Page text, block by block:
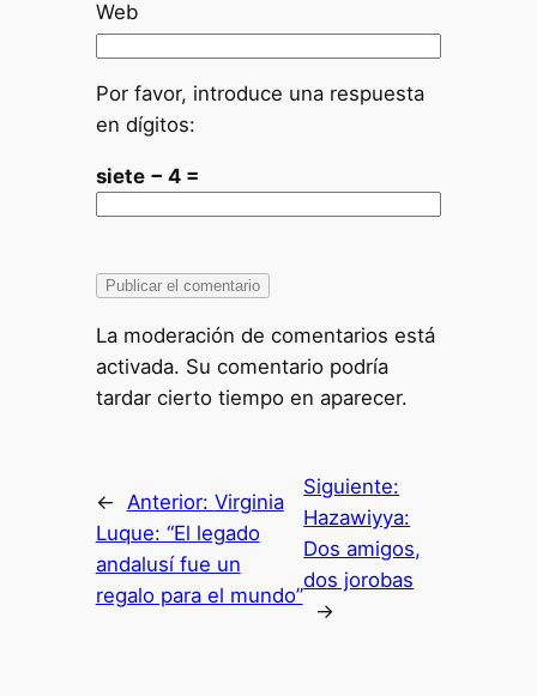
Web
Por favor, introduce una respuesta
en dígitos:
siete − 4 =
La moderación de comentarios está
activada. Su comentario podría
tardar cierto tiempo en aparecer.
← Anterior: Virginia
Luque: “El legado
andalusí fue un
regalo para el mundo”
Siguiente:
Hazawiyya:
Dos amigos,
dos jorobas
→